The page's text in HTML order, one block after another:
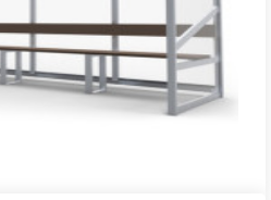
partenaire